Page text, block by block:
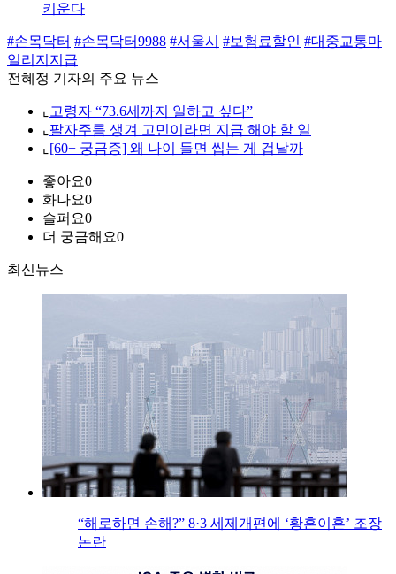
키운다
#손목닥터 #손목닥터9988 #서울시 #보험료할인 #대중교통마
일리지지급
전혜정 기자의 주요 뉴스
⌞ 고령자 “73.6세까지 일하고 싶다”
⌞ 팔자주름 생겨 고민이라면 지금 해야 할 일
⌞ [60+ 궁금증] 왜 나이 들면 씹는 게 겁날까
좋아요0
화나요0
슬퍼요0
더 궁금해요0
최신뉴스
“해로하면 손해?” 8·3 세제개편에 ‘황혼이혼’ 조장
논란